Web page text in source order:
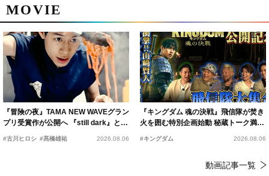
MOVIE
『冒険の夜』TAMA NEW WAVEグラン
プリ受賞作が公開へ 『still dark』と同
時上映決定
#古川ヒロシ #髙橋雄祐 2026.08.06
『キングダム 魂の決戦』飛信隊が焚き
火を囲む特別企画始動 秘蔵トーク満載
の“キングダムキャンプ”開催
#キングダム 2026.08.06
動画記事一覧